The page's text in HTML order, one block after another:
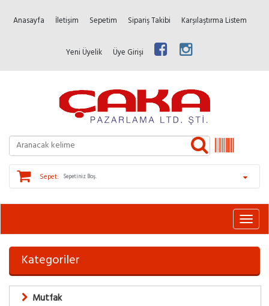
Anasayfa İletişim Sepetim Sipariş Takibi Karşılaştırma Listem
Yeni Üyelik Üye Girişi
Sepet: Sepetiniz Boş.
Kategoriler
Mutfak